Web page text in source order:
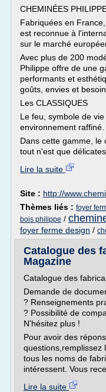
CHEMINÉES
Fabriquées en
est reconnue à
sur le marché
Avec plus de 200
Philippe offre de une
performants et
goûts, envies et
Les CLASSIQUES
Le feu, symbole de
environnement raffiné.
Dans cette gamme, le
tout n'est que
Lire la suite
Site : http://
Thèmes liés : foyer
bois philippe /
foyer ferme design /
Catalogue des
Magazine
Catalogue des
Demande de
? Renseignements
? Possibilité de
N'hésitez plus !
Pour avoir des
questions,remplissez
tous les noms de
intéressent. Vous
Lire la suite